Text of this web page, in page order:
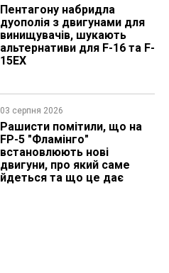
Пентагону набридла
дуополія з двигунами для
винищувачів, шукають
альтернативи для F-16 та F-
15EX
03 серпня 2026
Рашисти помітили, що на
FP-5 "Фламінго"
встановлюють нові
двигуни, про який саме
йдеться та що це дає